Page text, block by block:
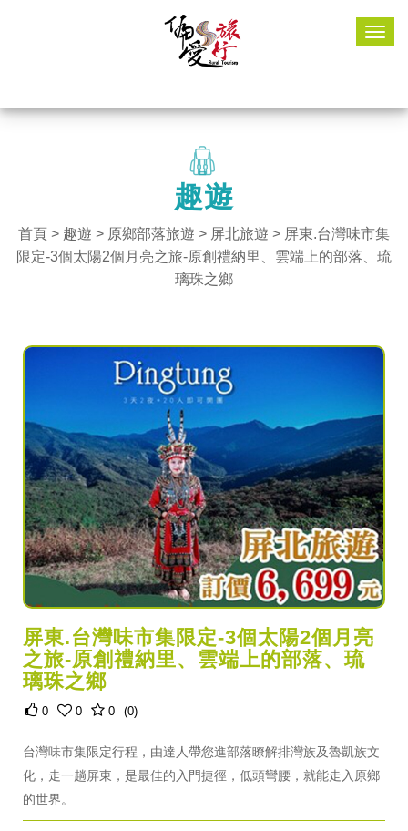
趣遊
首頁 > 趣遊 > 原鄉部落旅遊 > 屏北旅遊 > 屏東.台灣味市集
限定-3個太陽2個月亮之旅-原創禮納里、雲端上的部落、琉
璃珠之鄉
屏東.台灣味市集限定-3個太陽2個月亮
之旅-原創禮納里、雲端上的部落、琉
璃珠之鄉
0 0 0 (0)
台灣味市集限定行程，由達人帶您進部落瞭解排灣族及魯凱族文
化，走一趟屏東，是最佳的入門捷徑，低頭彎腰，就能走入原鄉
的世界。